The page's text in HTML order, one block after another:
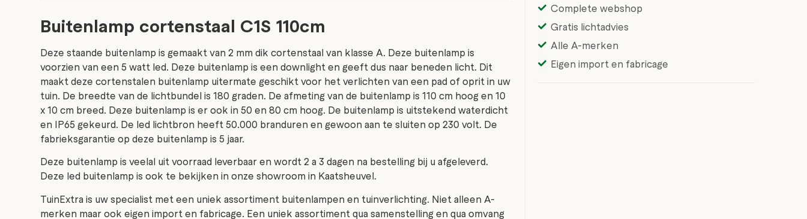
Buitenlamp cortenstaal C1S 110cm
Deze staande buitenlamp is gemaakt van 2 mm dik cortenstaal van klasse A. Deze buitenlamp is
voorzien van een 5 watt led. Deze buitenlamp is een downlight en geeft dus naar beneden licht. Dit
maakt deze cortenstalen buitenlamp uitermate geschikt voor het verlichten van een pad of oprit in uw
tuin. De breedte van de lichtbundel is 180 graden. De afmeting van de buitenlamp is 110 cm hoog en 10
x 10 cm breed. Deze buitenlamp is er ook in 50 en 80 cm hoog. De buitenlamp is uitstekend waterdicht
en IP65 gekeurd. De led lichtbron heeft 50.000 branduren en gewoon aan te sluiten op 230 volt. De
fabrieksgarantie op deze buitenlamp is 5 jaar.
Deze buitenlamp is veelal uit voorraad leverbaar en wordt 2 a 3 dagen na bestelling bij u afgeleverd.
Deze led buitenlamp is ook te bekijken in onze showroom in Kaatsheuvel.
TuinExtra is uw specialist met een uniek assortiment buitenlampen en tuinverlichting. Niet alleen A-
merken maar ook eigen import en fabricage. Een uniek assortiment qua samenstelling en qua omvang
Complete webshop
Gratis lichtadvies
Alle A-merken
Eigen import en fabricage